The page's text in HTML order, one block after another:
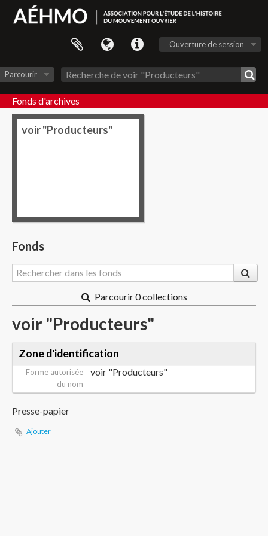
Ouverture de session
Parcourir
Fonds d'archives
voir "Producteurs"
Fonds
Parcourir 0 collections
voir "Producteurs"
Zone d'identification
Forme autorisée
du nom
voir "Producteurs"
Presse-papier
Ajouter